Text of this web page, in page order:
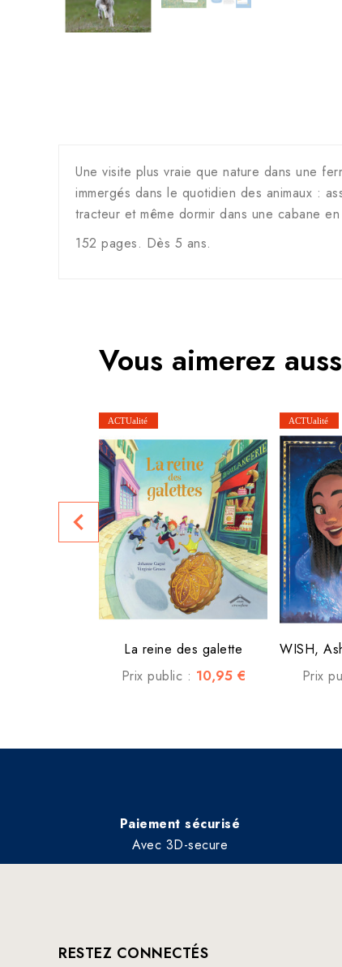
Une visite plus vraie que nature dans une
immergés dans le quotidien des animaux :
tracteur et même dormir dans une cabane
152 pages. Dès 5 ans.
Vous aimerez
La reine des galette
Prix public : 10,95 €
Prix
navigate_before
Paiement sécurisé
Avec 3D-secure
RESTEZ CONNECTÉS